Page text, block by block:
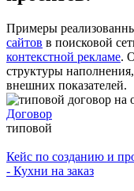
Примеры
сайтов в поисковой
контекстной рекламе.
структуры
внешних показателей.
Договор
типовой
Кейс по созданию и
- Кухни на заказ